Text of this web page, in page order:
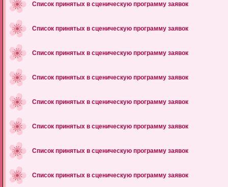
Список принятых в сценическую программу заявок
Список принятых в сценическую программу заявок
Список принятых в сценическую программу заявок
Список принятых в сценическую программу заявок
Список принятых в сценическую программу заявок
Список принятых в сценическую программу заявок
Список принятых в сценическую программу заявок
Список принятых в сценическую программу заявок